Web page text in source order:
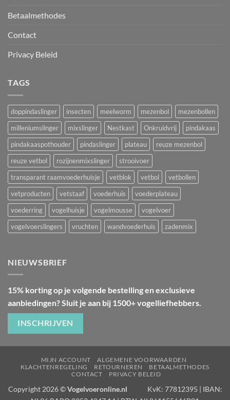
Betaalmethodes
Contact
Privacy Beleid
TAGS
doppindaslinger insecten meelworm mezenbol
mezenbollen
milleniumslinger
mixslinger Nestkast Onkruidvrij
pindakaas
pindakaaspothouder
pindaslinger plateau
reuze mezenbol
reuze vetbol
rozijnenmixslinger
strooivoer
transparant raamvoederhuisje
vetblok vetbol
vetbollen
vetproducten
vetstaaf voederhuis
voederplateau
voederring
vogelhuisje vogelmousse
vogelvoer
vogelvoerslingers
vruchten wandvoederhuis zadenmix
NIEUWSBRIEF
15% korting op je volgende bestelling en exclusieve
aanbiedingen? Sluit je aan bij 1500+ vogelliefhebbers.
INSCHRIJVEN
MIJN ACCOUNT
ALGEMENE VOORWAARDEN
KLACHTENREGELING
RETOURNEREN
BETAALMETHODES
CONTACT
PRIVACY BELEID
Copyright 2026 ©Vogelvoeronline.nl KvK: 77812395 | IBAN: